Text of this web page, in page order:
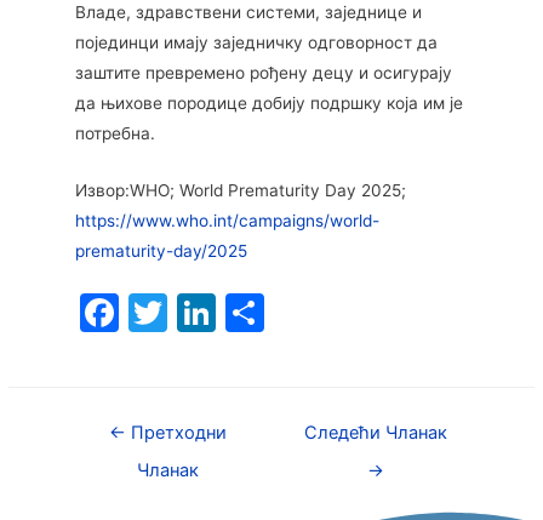
Владе, здравствени системи, заједнице и
појединци имају заједничку одговорност да
заштите превремено рођену децу и осигурају
да њихове породице добију подршку која им је
потребна.
Извор:WHO; World Prematurity Day 2025;
https://www.who.int/campaigns/world-
prematurity-day/2025
F
e
b
T
er
Li
e
S
← Претходни
Чланак
Следећи Чланак
→